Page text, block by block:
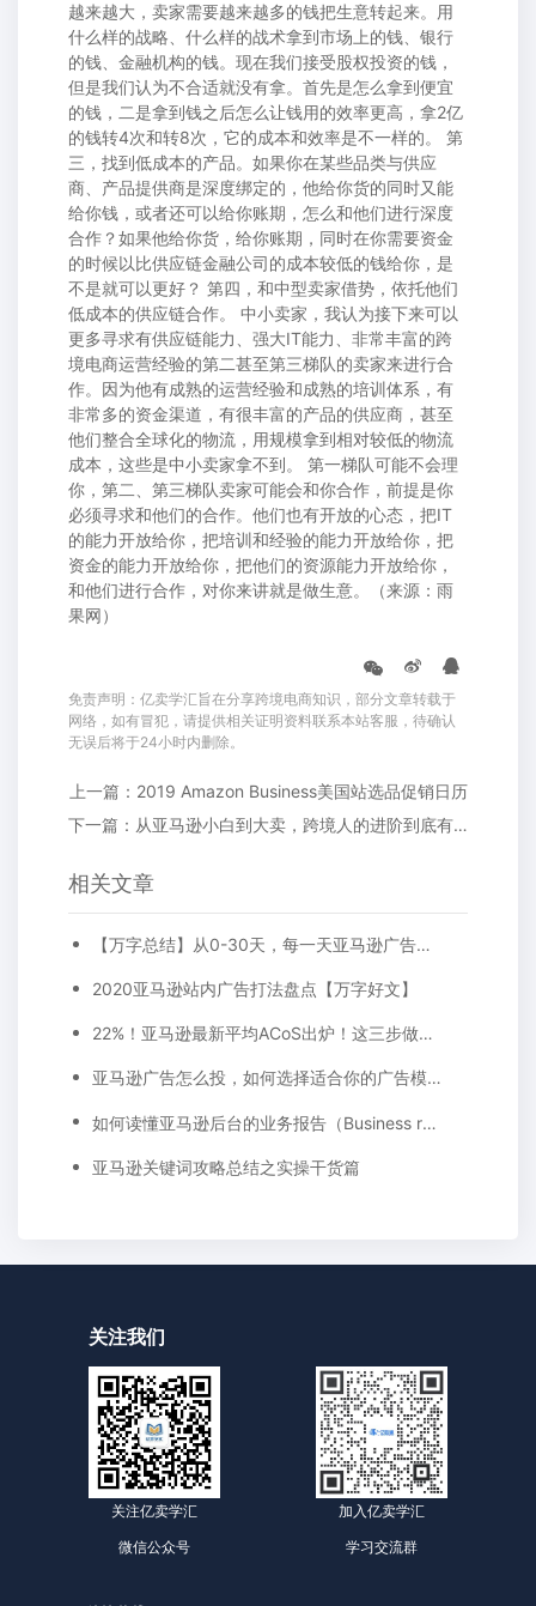
越来越大，卖家需要越来越多的钱把生意转起来。用
什么样的战略、什么样的战术拿到市场上的钱、银行
的钱、金融机构的钱。现在我们接受股权投资的钱，
但是我们认为不合适就没有拿。首先是怎么拿到便宜
的钱，二是拿到钱之后怎么让钱用的效率更高，拿2亿
的钱转4次和转8次，它的成本和效率是不一样的。 第
三，找到低成本的产品。如果你在某些品类与供应
商、产品提供商是深度绑定的，他给你货的同时又能
给你钱，或者还可以给你账期，怎么和他们进行深度
合作？如果他给你货，给你账期，同时在你需要资金
的时候以比供应链金融公司的成本较低的钱给你，是
不是就可以更好？ 第四，和中型卖家借势，依托他们
低成本的供应链合作。 中小卖家，我认为接下来可以
更多寻求有供应链能力、强大IT能力、非常丰富的跨
境电商运营经验的第二甚至第三梯队的卖家来进行合
作。因为他有成熟的运营经验和成熟的培训体系，有
非常多的资金渠道，有很丰富的产品的供应商，甚至
他们整合全球化的物流，用规模拿到相对较低的物流
成本，这些是中小卖家拿不到。 第一梯队可能不会理
你，第二、第三梯队卖家可能会和你合作，前提是你
必须寻求和他们的合作。他们也有开放的心态，把IT
的能力开放给你，把培训和经验的能力开放给你，把
资金的能力开放给你，把他们的资源能力开放给你，
和他们进行合作，对你来讲就是做生意。（来源：雨
果网）
免责声明：亿卖学汇旨在分享跨境电商知识，部分文章转载于
网络，如有冒犯，请提供相关证明资料联系本站客服，待确认
无误后将于24小时内删除。
上一篇：2019 Amazon Business美国站选品促销日历
下一篇：从亚马逊小白到大卖，跨境人的进阶到底有何高招？
相关文章
【万字总结】从0-30天，每一天亚马逊广告打造技巧真实案例细节分享
2020亚马逊站内广告打法盘点【万字好文】
22%！亚马逊最新平均ACoS出炉！这三步做好，ACoS优化差不了！
亚马逊广告怎么投，如何选择适合你的广告模式？
如何读懂亚马逊后台的业务报告（Business report)
亚马逊关键词攻略总结之实操干货篇
关注我们
关注亿卖学汇
微信公众号
加入亿卖学汇
学习交流群